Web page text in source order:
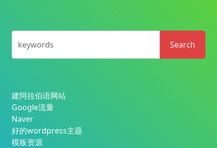
keywords Search
建阿拉伯语网站
Google流量
Naver
好的wordpress主题
模板资源